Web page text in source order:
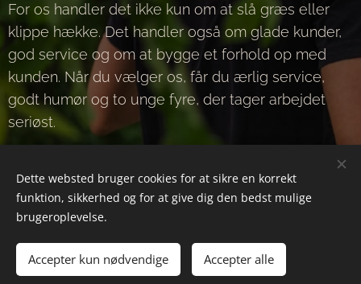
For os handler det ikke kun om at slå græs eller
klippe hække. Det handler også om glade kunder,
god service og om at bygge et forhold op med
kunden. Når du vælger os, får du ærlig service,
godt humør og to unge fyre, der tager arbejdet
seriøst.
Cookies
Dette websted bruger cookies for at sikre en korrekt
funktion, sikkerhed og for at give dig den bedst mulige
brugeroplevelse.
Accepter kun nødvendige Accepter alle